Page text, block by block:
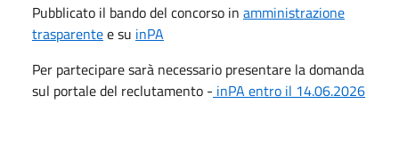
Pubblicato il bando del concorso in amministrazione
trasparentee su inPA
Per partecipare sarà necessario presentare la domanda
sul portale del reclutamento - inPA entro il 14.06.2026